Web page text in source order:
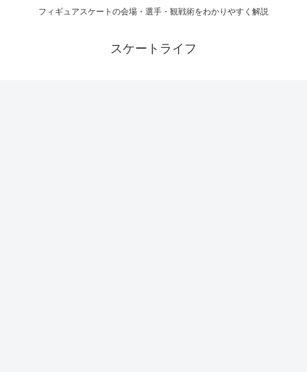
フィギュアスケートの会場・選手・観戦術をわかりやすく解説
スケートライフ